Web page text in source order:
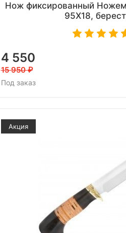
Нож фиксированный
95X18,
4 550
15 950
Под заказ
Акция